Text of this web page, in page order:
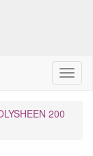
M
e
200